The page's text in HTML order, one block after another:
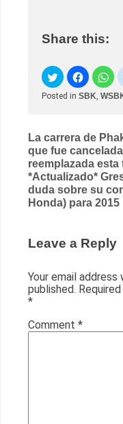
Share this:
Posted in SBK,
Post
navigation
La carrera de
que fue
reemplazada esta
*Actualizado*
duda sobre su
Honda) para 2015
Leave a Reply
Your email address
published.
*
Comment *